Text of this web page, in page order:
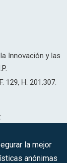
Innovación y las
129, H. 201.307.
la mejor
anónimas